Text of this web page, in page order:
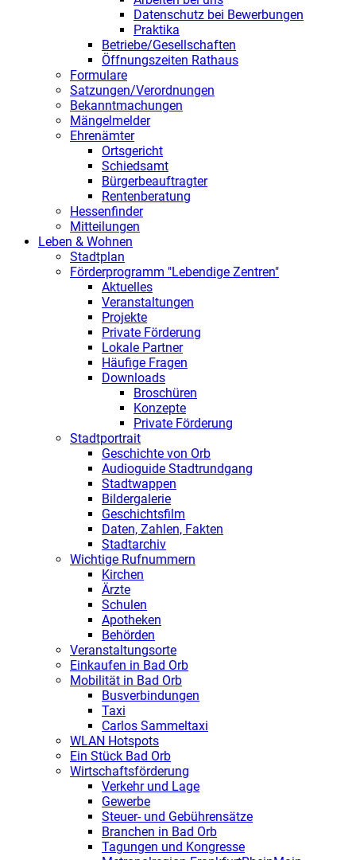
Datenschutz bei Bewerbungen
Praktika
Betriebe/Gesellschaften
Öffnungszeiten Rathaus
Formulare
Satzungen/Verordnungen
Bekanntmachungen
Mängelmelder
Ehrenämter
Ortsgericht
Schiedsamt
Bürgerbeauftragter
Rentenberatung
Hessenfinder
Mitteilungen
Leben & Wohnen
Stadtplan
Förderprogramm "Lebendige Zentren"
Aktuelles
Veranstaltungen
Projekte
Private Förderung
Lokale Partner
Häufige Fragen
Downloads
Broschüren
Konzepte
Private Förderung
Stadtportrait
Geschichte von Orb
Audioguide Stadtrundgang
Stadtwappen
Bildergalerie
Geschichtsfilm
Daten, Zahlen, Fakten
Stadtarchiv
Wichtige Rufnummern
Kirchen
Ärzte
Schulen
Apotheken
Behörden
Veranstaltungsorte
Einkaufen in Bad Orb
Mobilität in Bad Orb
Busverbindungen
Taxi
Carlos Sammeltaxi
WLAN Hotspots
Ein Stück Bad Orb
Wirtschaftsförderung
Verkehr und Lage
Gewerbe
Steuer- und Gebührensätze
Branchen in Bad Orb
Tagungen und Kongresse